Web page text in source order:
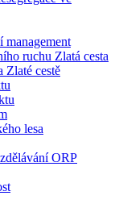
management
ruchu Zlatá cesta
Zlaté cestě
lesa
ORP